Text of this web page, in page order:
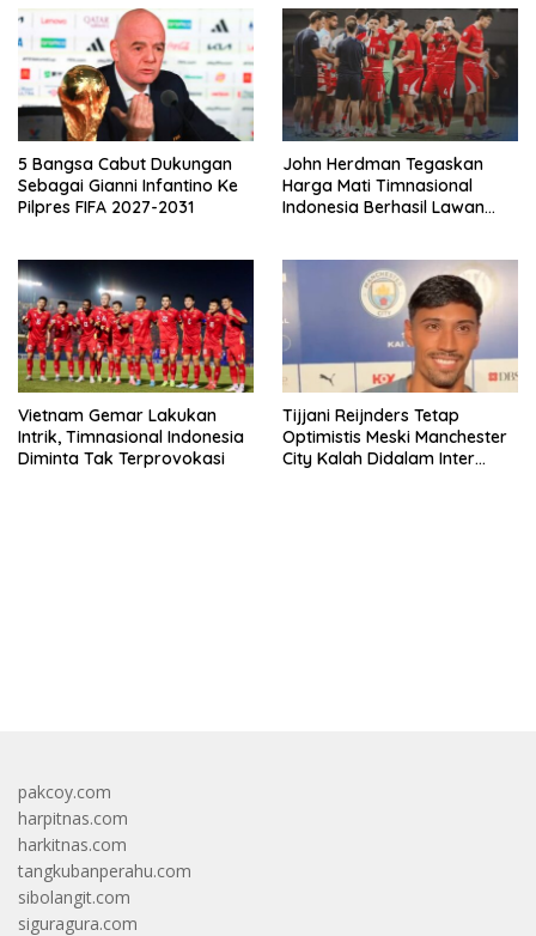
5 Bangsa Cabut Dukungan
Sebagai Gianni Infantino Ke
Pilpres FIFA 2027-2031
John Herdman Tegaskan
Harga Mati Timnasional
Indonesia Berhasil Lawan
Vietnam Gemar Lakukan
Intrik, Timnasional Indonesia
Diminta Tak Terprovokasi
Tijjani Reijnders Tetap
Optimistis Meski Manchester
City Kalah Didalam Inter
pakcoy.com
harpitnas.com
harkitnas.com
tangkubanperahu.com
sibolangit.com
siguragura.com